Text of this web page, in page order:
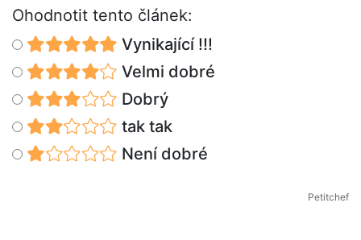
Ohodnotit tento článek:
Vynikající !!!
Velmi dobré
Dobrý
tak tak
Není dobré
Petitchef